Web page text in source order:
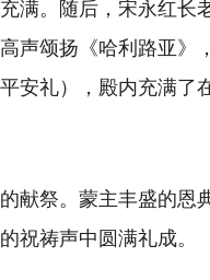
满。随后，宋永红长
声颂扬《哈利路亚》
安礼），殿内充满了
献祭。蒙主丰盛的恩
祝祷声中圆满礼成。